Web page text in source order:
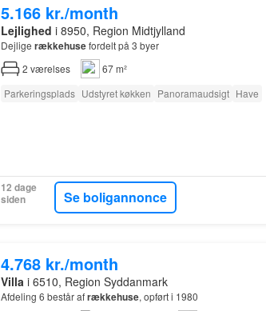
5.166 kr./month
Lejlighed i 8950, Region Midtjylland
Dejlige rækkehusefordelt på 3 byer
2 værelses
67 m²
Parkeringsplads Udstyret køkken Panoramaudsigt Have
12 dage
siden
Se boligannonce
4.768 kr./month
Villa i 6510, Region Syddanmark
Afdeling 6 består afrækkehuse, opført i 1980